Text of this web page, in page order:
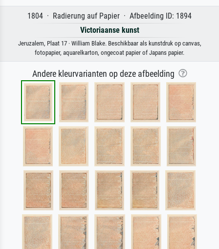
1804 · Radierung auf Papier · Afbeelding ID: 1894
Victoriaanse kunst
Jeruzalem, Plaat 17 · William Blake. Beschikbaar als kunstdruk op canvas,
fotopapier, aquarelkarton, ongecoat papier of Japans papier.
Andere kleurvarianten op deze afbeelding